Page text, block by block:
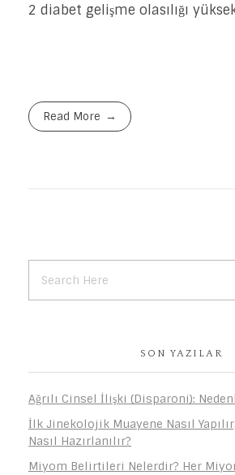
2 diabet gelişme olasılığı
Read More
SON YAZILAR
Ağrılı Cinsel İlişki (Disparoni):
İlk Jinekolojik Muayene Nasıl
Nasıl Hazırlanılır?
Miyom Belirtileri Nelerdir? Her